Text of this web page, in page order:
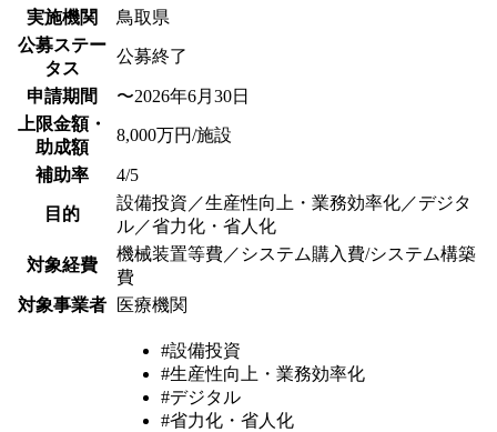
実施機関
鳥取県
公募ステー
タス
公募終了
申請期間
〜2026年6月30日
上限金額・
助成額
8,000万円/施設
補助率 4/5
目的
設備投資／生産性向上・業務効率化／デジタ
ル／省力化・省人化
対象経費
機械装置等費／システム購入費/システム構築
費
対象事業者
医療機関
#設備投資
#生産性向上・業務効率化
#デジタル
#省力化・省人化